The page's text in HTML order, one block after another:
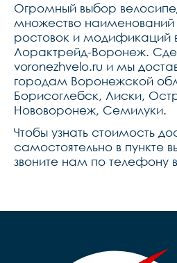
Огромный выбор
множество наименований
ростовок и модификаций
Лорактрейд-Воронеж.
voronezhvelo.ru и мы
городам Воронежской
Борисоглебск, Лиски,
Нововоронеж, Семилуки.
Чтобы узнать стоимость
самостоятельно в пункте
звоните нам по телефону